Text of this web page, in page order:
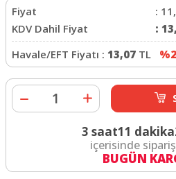
Fiyat :
KDV Dahil Fiyat
:
Havale/EFT Fiyatı : 13,07 TL %2
3 saat11 dakika
içerisinde
BUGÜN